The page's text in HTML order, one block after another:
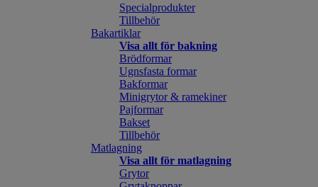
Specialprodukter
Tillbehör
Bakartiklar
Visa allt för bakning
Brödformar
Ugnsfasta formar
Bakformar
Minigrytor & ramekiner
Pajformar
Bakset
Tillbehör
Matlagning
Visa allt för matlagning
Grytor